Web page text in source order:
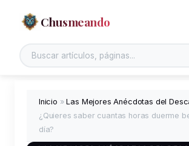
Chusmeando
Inicio »Las Mejores Anécdotas del
¿Quieres saber cuantas horas duerme
día?